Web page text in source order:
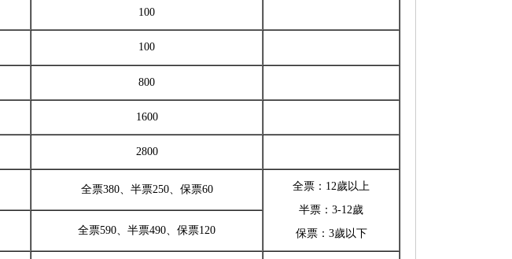
100
100
800
1600
2800
全票380、半票250、保票60
全票：12歲以上
半票：3-12歲
保票：3歲以下
全票590、半票490、保票120